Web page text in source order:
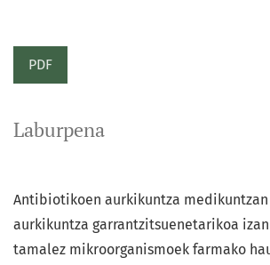
PDF
Laburpena
Antibiotikoen aurkikuntza medikuntzan
aurkikuntza garrantzitsuenetarikoa
tamalez mikroorganismoek farmako